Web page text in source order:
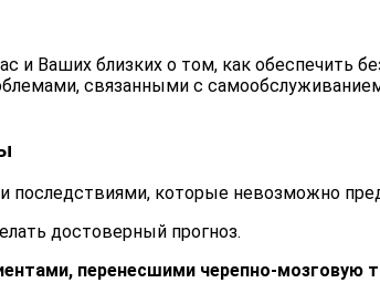
и Ваших близких о том, как обеспечить
связанными с
последствиями, которые невозможно
достоверный прогноз.
перенесшими черепно-мозговую